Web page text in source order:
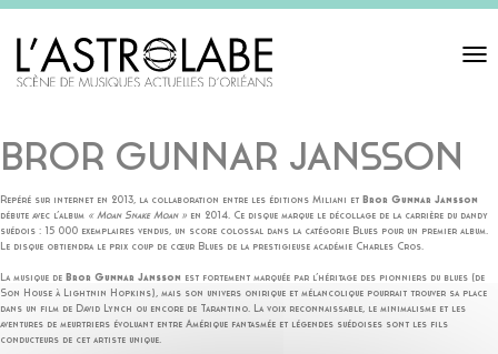
Toggle
BROR GUNNAR JANSSON
Repéré sur internet en 2013, la collaboration entre les éditions Miliani et Bror Gunnar Jansson
débute avec l’album « Moan Snake Moan » en 2014. Ce disque marque le décollage de la carrière du dandy
suédois : 15 000 exemplaires vendus, un score colossal dans la catégorie Blues pour un premier album.
Le disque obtiendra le prix coup de cœur Blues de la prestigieuse académie Charles Cros.
La musique de Bror Gunnar Jansson est fortement marquée par l’héritage des pionniers du blues (de
Son House à Lightnin Hopkins), mais son univers onirique et mélancolique pourrait trouver sa place
dans un film de David Lynch ou encore de Tarantino. La voix reconnaissable, le minimalisme et les
aventures de meurtriers évoluant entre Amérique fantasmée et légendes suédoises sont les fils
conducteurs de cet artiste unique.